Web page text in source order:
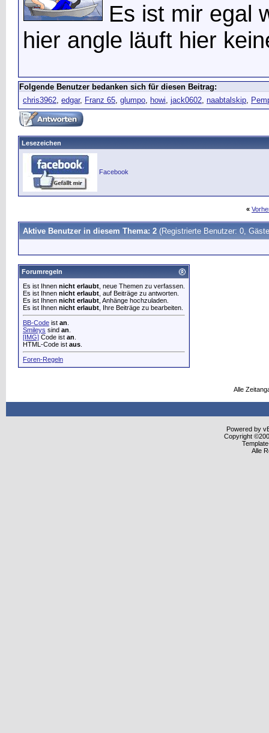
Es ist mir egal
hier angle läuft hier
Folgende Benutzer bedanken sich für diesen Beitrag:
chris3962, edgar, Franz 65, glumpo, howi, jack0602, naabtalskip,
Lesezeichen
Facebook
«
Aktive Benutzer in diesem Thema: 2 (Registrierte Benutzer: 0,
Forumregeln
Es ist Ihnen nicht erlaubt , neue Themen zu verfassen.
Es ist Ihnen nicht erlaubt , auf Beiträge zu antworten.
Es ist Ihnen nicht erlaubt , Anhänge hochzuladen.
Es ist Ihnen nicht erlaubt , Ihre Beiträge zu bearbeiten.
BB-Code ist an
Smileys sind an
[IMG] Code ist an
HTML-Code ist aus
Foren-Regeln
Alle
Powered by
Copyright
Alle